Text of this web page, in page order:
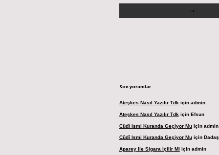
Son yorumlar
Ateşkes Nasıl Yazılır Tdkiçin admin
Ateşkes Nasıl Yazılır Tdk için Efsun
Cûdî Ismi Kuranda Geçiyor Muiçin admin
Cûdî Ismi Kuranda Geçiyor Muiçin Dadaş
Aparey Ile Sigara Içilir Mi için admin